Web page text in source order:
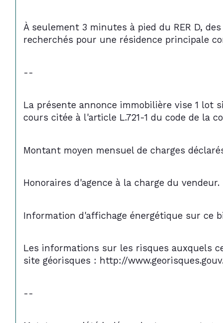
À seulement 3 minutes à pied du RER D,
recherchés pour une résidence principale
--
La présente annonce immobilière vise 1
cours citée à l'article L.721-1 du code de la
Montant moyen mensuel de charges
Honoraires d'agence à la charge du vendeur.
Information d'affichage énergétique sur ce
Les informations sur les risques auxquels
site géorisques : http://
--